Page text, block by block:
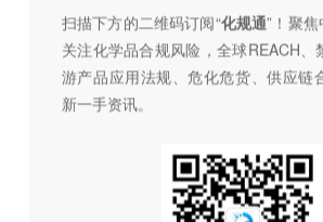
扫描下方的二维码订阅“化规通”！聚
关注化学品合规风险，全球REACH、
游产品应用法规、危化危货、供应链
新一手资讯。